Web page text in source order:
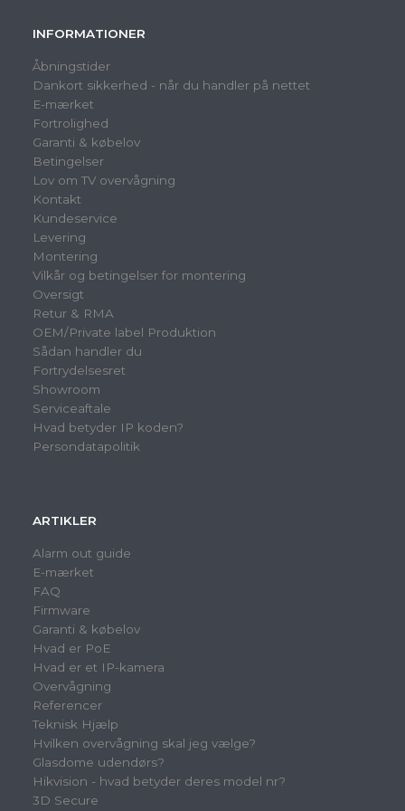
INFORMATIONER
Åbningstider
Dankort sikkerhed - når du handler på nettet
E-mærket
Fortrolighed
Garanti & købelov
Betingelser
Lov om TV overvågning
Kontakt
Kundeservice
Levering
Montering
Vilkår og betingelser for montering
Oversigt
Retur & RMA
OEM/Private label Produktion
Sådan handler du
Fortrydelsesret
Showroom
Serviceaftale
Hvad betyder IP koden?
Persondatapolitik
ARTIKLER
Alarm out guide
E-mærket
FAQ
Firmware
Garanti & købelov
Hvad er PoE
Hvad er et IP-kamera
Overvågning
Referencer
Teknisk Hjælp
Hvilken overvågning skal jeg vælge?
Glasdome udendørs?
Hikvision - hvad betyder deres model nr?
3D Secure